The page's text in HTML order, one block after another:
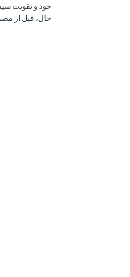
خود و تقویت
حال، قبل از